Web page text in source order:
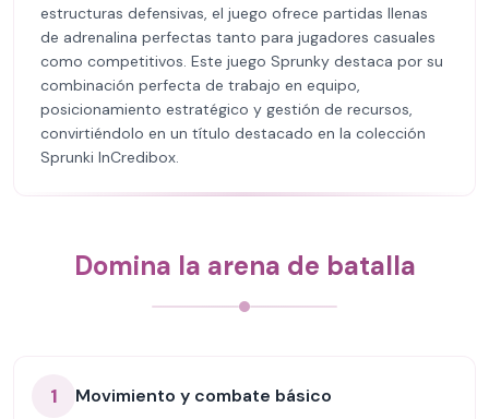
estructuras defensivas, el juego ofrece partidas llenas
de adrenalina perfectas tanto para jugadores casuales
como competitivos. Este juego Sprunky destaca por su
combinación perfecta de trabajo en equipo,
posicionamiento estratégico y gestión de recursos,
convirtiéndolo en un título destacado en la colección
Sprunki InCredibox.
Domina la arena de batalla
1 Movimiento y combate básico